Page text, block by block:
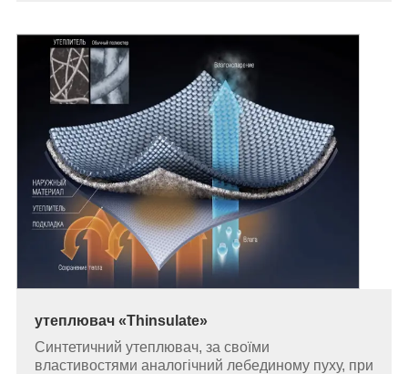
утеплювач «Thinsulate»
Синтетичний утеплювач, за своїми
властивостями аналогічний лебединому пуху, при